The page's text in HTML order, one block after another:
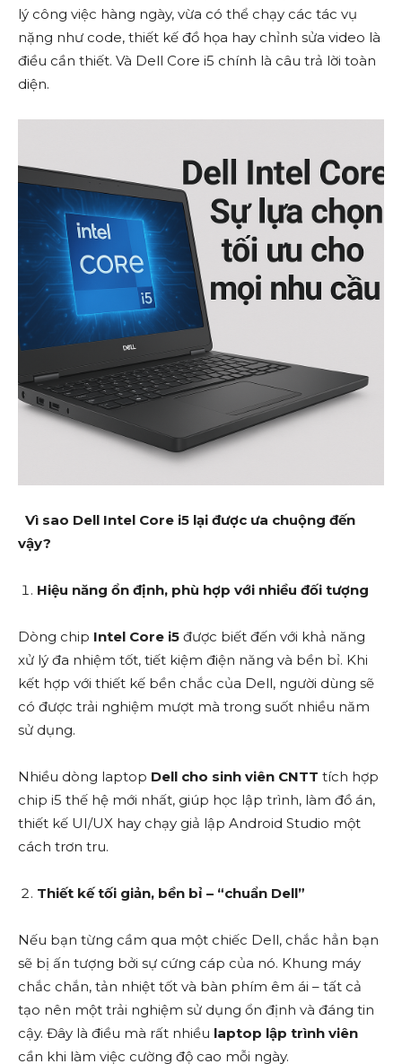
lý công việc hàng ngày, vừa có thể chạy các tác vụ
nặng như code, thiết kế đồ họa hay chỉnh sửa video là
điều cần thiết. Và Dell Core i5 chính là câu trả lời toàn
diện.
Vì sao Dell Intel Core i5 lại được ưa chuộng đến
vậy?
Hiệu năng ổn định, phù hợp với nhiều đối tượng
Dòng chip Intel Core i5 được biết đến với khả năng
xử lý đa nhiệm tốt, tiết kiệm điện năng và bền bỉ. Khi
kết hợp với thiết kế bền chắc của Dell, người dùng sẽ
có được trải nghiệm mượt mà trong suốt nhiều năm
sử dụng.
Nhiều dòng laptop Dell cho sinh viên CNTT tích hợp
chip i5 thế hệ mới nhất, giúp học lập trình, làm đồ án,
thiết kế UI/UX hay chạy giả lập Android Studio một
cách trơn tru.
Thiết kế tối giản, bền bỉ – “chuẩn Dell”
Nếu bạn từng cầm qua một chiếc Dell, chắc hẳn bạn
sẽ bị ấn tượng bởi sự cứng cáp của nó. Khung máy
chắc chắn, tản nhiệt tốt và bàn phím êm ái – tất cả
tạo nên một trải nghiệm sử dụng ổn định và đáng tin
cậy. Đây là điều mà rất nhiều laptop lập trình viên
cần khi làm việc cường độ cao mỗi ngày.